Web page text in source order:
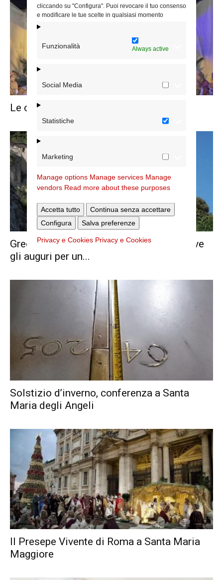
cliccando su "Configura". Puoi revocare il tuo consenso
e modificare le tue scelte in qualsiasi momento
Funzionalità Always active
Social Media
Statistiche
Marketing
Manage options Manage services Manage
vendors Read more about these purposes
Accetta tutto
Continua senza accettare
Configura
Salva preferenze
Privacy e Cookies Privacy e Cookies
Le celebrazioni di Natale con la Caritas
Greccio e Betlemme, dal vescovo Di Tolve
gli auguri per un...
Solstizio d’inverno, conferenza a Santa
Maria degli Angeli
Il Presepe Vivente di Roma a Santa Maria
Maggiore